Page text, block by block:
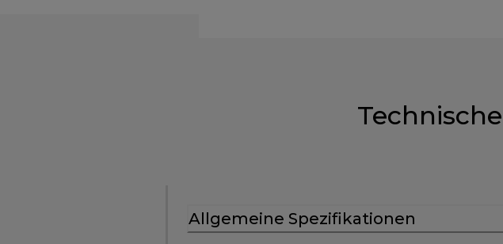
Allgemeine Spezifikationen